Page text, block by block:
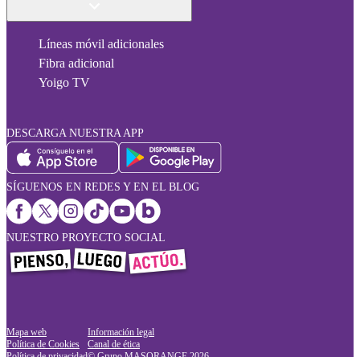
Líneas móvil adicionales
Fibra adicional
Yoigo TV
DESCARGA NUESTRA APP
SÍGUENOS EN REDES Y EN EL BLOG
NUESTRO PROYECTO SOCIAL
Mapa web
Política de Cookies
Información legal
Canal de ética